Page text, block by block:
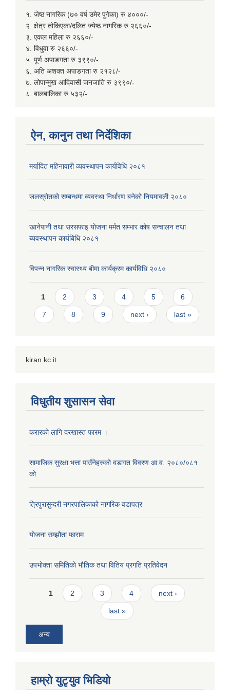
१. जेष्ठ नागरिक (७० वर्ष उमेर पुगेका) रु ४०००/-
२. क्षेत्र तोकिएका/दलित ज्येष्ठ नागरिक रु २६६०/-
३. एकल महिला रु २६६०/-
४. विधुवा रु २६६०/-
५. पूर्ण अपाङगता रु ३९९०/-
६. अति अशक्त अपाङगता रु २१२८/-
७. लोपान्मुख आदिवासी जनजाति रु ३९९०/-
८. बालबालिका रु ५३२/-
ऐन, कानुन तथा निर्देशिका
मर्यादित महिनावारी व्यवस्थापन कार्यविधि २०८१
जलस्रोतको सम्बन्धमा व्यवस्था निर्धारण बनेको नियमावली २०८०
खानेपानी तथा सरसफाइ योजना मर्मत सम्भार कोष सन्चालन तथा
ब्यवस्थापन कार्यबिधि २०८१
विपन्न नागरिक स्वास्थ्य बीमा कार्यक्रम कार्यविधि २०८०
Pages
1 2 3 4 5 6
7 8 9 next › last »
kiran kc it
विधुतीय शुसासन सेवा
करारको लागि दरखास्त फारम ।
सामाजिक सुरक्षा भत्ता पाउँनेहरुको वडागत विवरण आ.व. २०८०/०८१
को
त्रिपुरासुन्दरी नगरपालिकाको नागरिक वडापत्र
याेजना सम्झौता फाराम
उपभाेक्ता समितिकाे भाैतिक तथा वितिय प्रगति प्रतिवेदन
Pages
1 2 3 4 next ›
last »
अन्य
हाम्राे युटृयुव भिडियाे